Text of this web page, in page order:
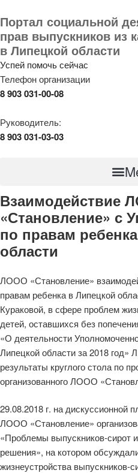
Портал социальной
прав выпускников из
в Липецкой области
Успей помочь сейчас
Телефон организации
8 903 031-00-08
Руководитель:
8 903 031-03-03
Взаимодействие
«Становление» с
по правам
области
ЛООО «Становление»
правам ребенка в Липецкой
Кураковой, в сфере проблем
детей, оставшихся без
«О деятельности
Липецкой области за 2018 год»
результаты круглого стола по
организованного ЛООО
29.08.2018 г. на дискуссионной
ЛООО «Становление»
«Проблемы выпускников-сирот
решения», на котором
жизнеустройства выпускников-